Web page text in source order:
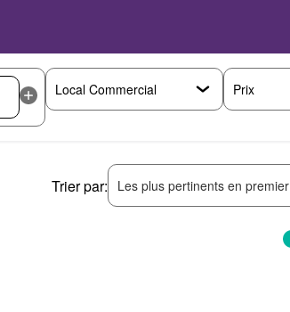
Prix
Trier par: Les plus pertinents en premier